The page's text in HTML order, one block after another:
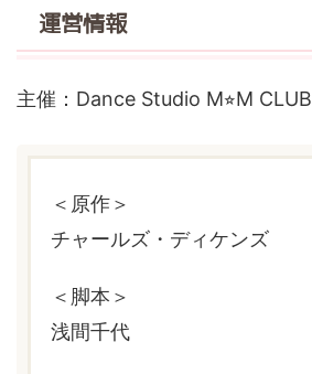
運営情報
主催：Dance Studio M⭐︎M CLUB
＜原作＞
チャールズ・ディケンズ
＜脚本＞
浅間千代